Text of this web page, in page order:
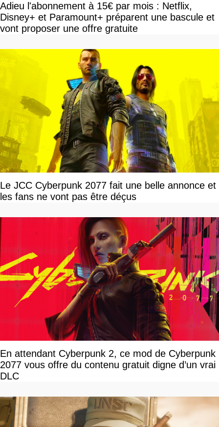
Adieu l'abonnement à 15€ par mois : Netflix,
Disney+ et Paramount+ préparent une bascule et
vont proposer une offre gratuite
Le JCC Cyberpunk 2077 fait une belle annonce et
les fans ne vont pas être déçus
En attendant Cyberpunk 2, ce mod de Cyberpunk
2077 vous offre du contenu gratuit digne d’un vrai
DLC